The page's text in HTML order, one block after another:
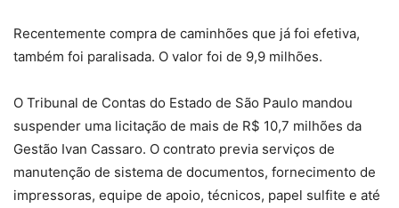
Recentemente compra de caminhões que já foi efetiva,
também foi paralisada. O valor foi de 9,9 milhões.
O Tribunal de Contas do Estado de São Paulo mandou
suspender uma licitação de mais de R$ 10,7 milhões da
Gestão Ivan Cassaro. O contrato previa serviços de
manutenção de sistema de documentos, fornecimento de
impressoras, equipe de apoio, técnicos, papel sulfite e até